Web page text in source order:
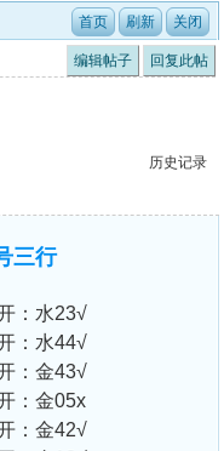
编辑帖子 回复此帖
历史记录
三行
：水23√
：水44√
：金43√
：金05x
：金42√